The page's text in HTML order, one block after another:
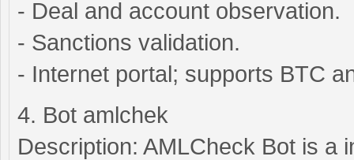
- Deal and account observation.
- Sanctions validation.
- Internet portal; supports BTC
4. Bot amlchek
Description: AMLCheck Bot is a